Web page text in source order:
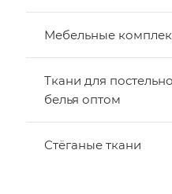
Мебельные
Ткани для
белья оптом
Стёганые ткани